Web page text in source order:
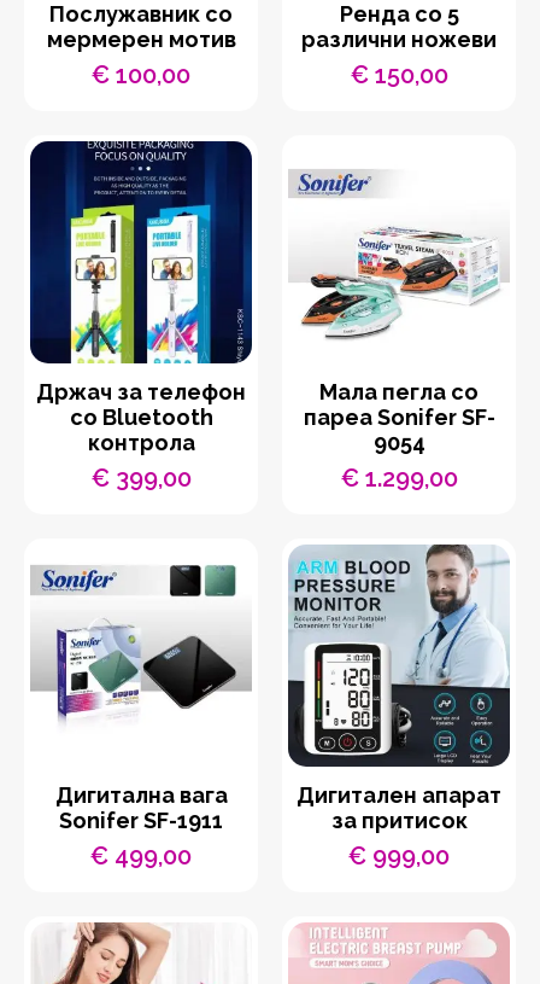
Послужавник со
мермерен мотив
€ 100,00
Ренда со 5
различни ножеви
€150,00
Држач за телефон
со Bluetooth
контрола
€399,00
Мала пегла со
пареа Sonifer SF-
9054
€1.299,00
Дигитална вага
Sonifer SF-1911
€ 499,00
Дигитален апарат
за притисок
€ 999,00